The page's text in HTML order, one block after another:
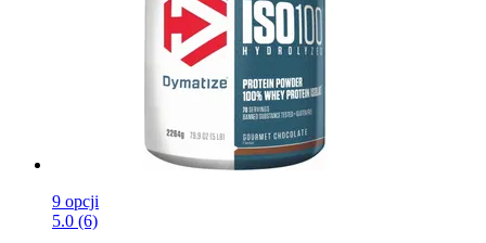
9 opcji
5.0 (6)